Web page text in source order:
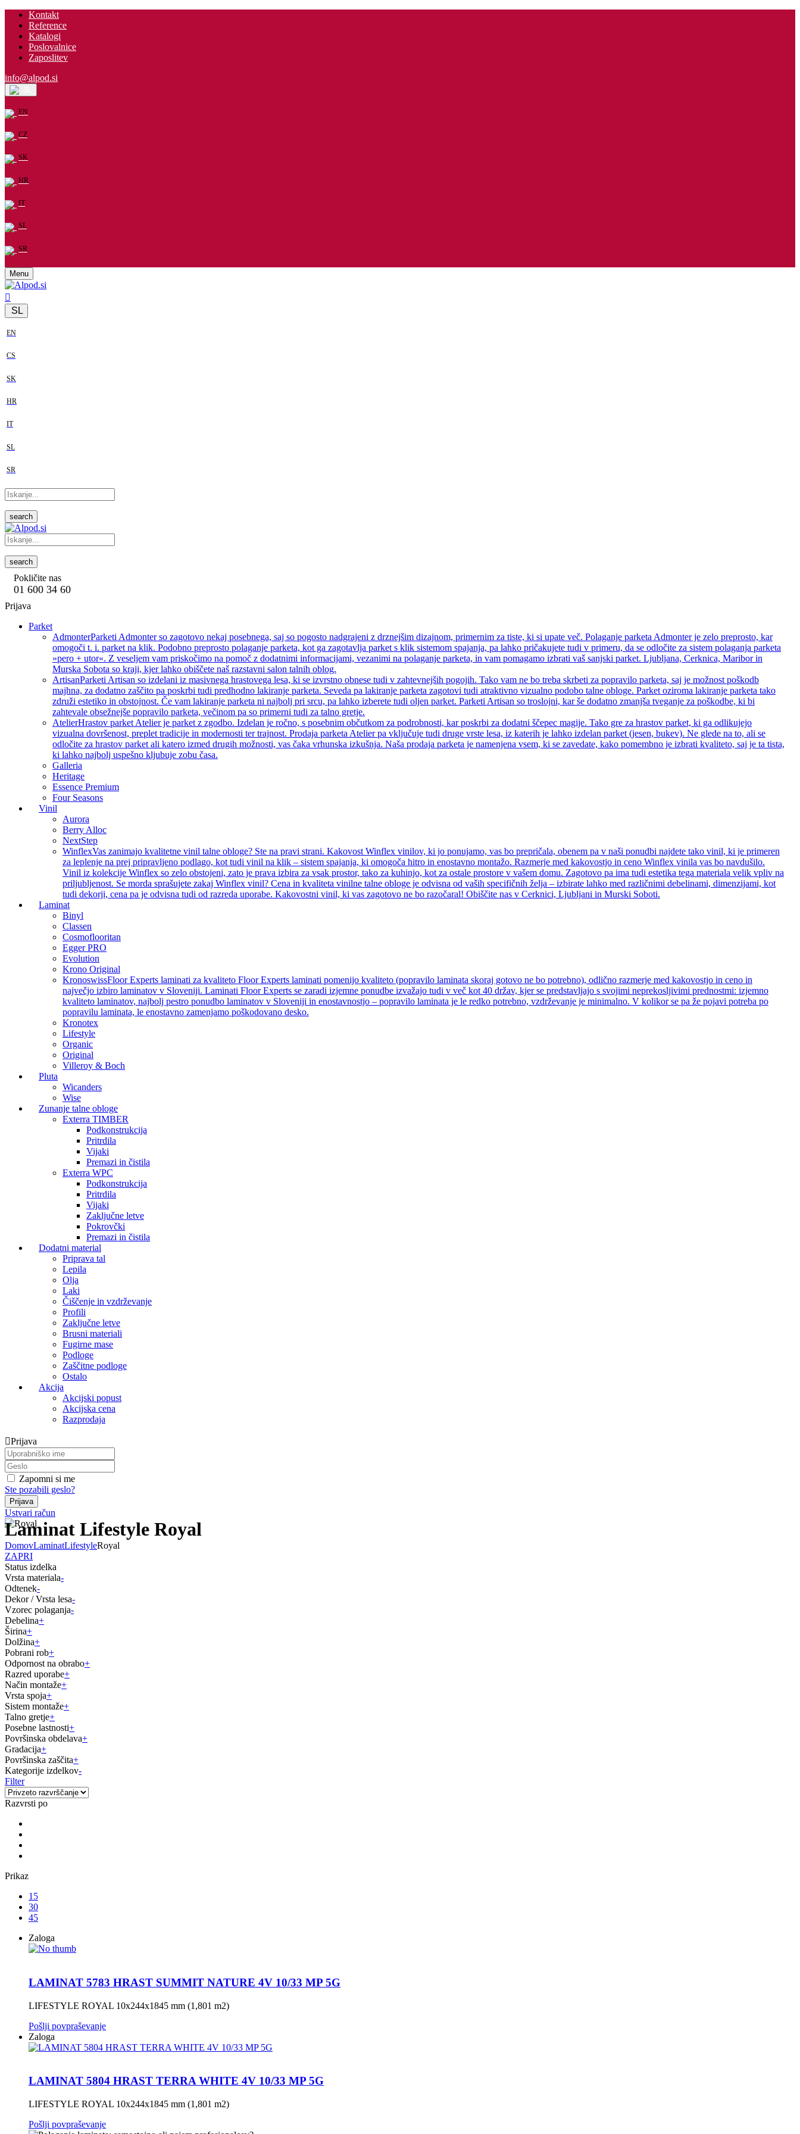
Kontakt
Reference
Katalogi
Poslovalnice
Zaposlitev
info@alpod.si
EN
CZ
SK
HR
IT
SL
SR
Menu
SL
EN
CS
SK
HR
IT
SL
SR
search
search
Pokličite nas
01 600 34 60
Prijava
Parket
AdmonterParketi Admonter so zagotovo nekaj posebnega, saj so pogosto nadgrajeni z drznejšim dizajnom, primernim za tiste, ki si upate več. Polaganje parketa Admonter je zelo preprosto, kar
omogoči t. i. parket na klik. Podobno preprosto polaganje parketa, kot ga zagotavlja parket s klik sistemom spajanja, pa lahko pričakujete tudi v primeru, da se odločite za sistem polaganja parketa
»pero + utor«. Z veseljem vam priskočimo na pomoč z dodatnimi informacijami, vezanimi na polaganje parketa, in vam pomagamo izbrati vaš sanjski parket. Ljubljana, Cerknica, Maribor in
Murska Sobota so kraji, kjer lahko obiščete naš razstavni salon talnih oblog.
ArtisanParketi Artisan so izdelani iz masivnega hrastovega lesa, ki se izvrstno obnese tudi v zahtevnejših pogojih. Tako vam ne bo treba skrbeti za popravilo parketa, saj je možnost poškodb
majhna, za dodatno zaščito pa poskrbi tudi predhodno lakiranje parketa. Seveda pa lakiranje parketa zagotovi tudi atraktivno vizualno podobo talne obloge. Parket oziroma lakiranje parketa tako
združi estetiko in obstojnost. Če vam lakiranje parketa ni najbolj pri srcu, pa lahko izberete tudi oljen parket. Parketi Artisan so troslojni, kar še dodatno zmanjša tveganje za poškodbe, ki bi
zahtevale obsežnejše popravilo parketa, večinom pa so primerni tudi za talno gretje.
AtelierHrastov parket Atelier je parket z zgodbo. Izdelan je ročno, s posebnim občutkom za podrobnosti, kar poskrbi za dodatni ščepec magije. Tako gre za hrastov parket, ki ga odlikujejo
vizualna dovršenost, preplet tradicije in modernosti ter trajnost. Prodaja parketa Atelier pa vključuje tudi druge vrste lesa, iz katerih je lahko izdelan parket (jesen, bukev). Ne glede na to, ali se
odločite za hrastov parket ali katero izmed drugih možnosti, vas čaka vrhunska izkušnja. Naša prodaja parketa je namenjena vsem, ki se zavedate, kako pomembno je izbrati kvaliteto, saj je ta tista,
ki lahko najbolj uspešno kljubuje zobu časa.
Galleria
Heritage
Essence Premium
Four Seasons
Vinil
Aurora
Berry Alloc
NextStep
WinflexVas zanimajo kvalitetne vinil talne obloge? Ste na pravi strani. Kakovost Winflex vinilov, ki jo ponujamo, vas bo prepričala, obenem pa v naši ponudbi najdete tako vinil, ki je primeren
za leplenje na prej pripravljeno podlago, kot tudi vinil na klik – sistem spajanja, ki omogoča hitro in enostavno montažo. Razmerje med kakovostjo in ceno Winflex vinila vas bo navdušilo.
Vinil iz kolekcije Winflex so zelo obstojeni, zato je prava izbira za vsak prostor, tako za kuhinjo, kot za ostale prostore v vašem domu. Zagotovo pa ima tudi estetika tega materiala velik vpliv na
priljubljenost. Se morda sprašujete zakaj Winflex vinil? Cena in kvaliteta vinilne talne obloge je odvisna od vaših specifičnih želja – izbirate lahko med različnimi debelinami, dimenzijami, kot
tudi dekorji, cena pa je odvisna tudi od razreda uporabe. Kakovostni vinil, ki vas zagotovo ne bo razočaral! Obiščite nas v Cerknici, Ljubljani in Murski Soboti.
Laminat
Binyl
Classen
Cosmoflooritan
Egger PRO
Evolution
Krono Original
KronoswissFloor Experts laminati za kvaliteto Floor Experts laminati pomenijo kvaliteto (popravilo laminata skoraj gotovo ne bo potrebno), odlično razmerje med kakovostjo in ceno in
največjo izbiro laminatov v Sloveniji. Laminati Floor Experts se zaradi izjemne ponudbe izvažajo tudi v več kot 40 držav, kjer se predstavljajo s svojimi neprekosljivimi prednostmi: izjemno
kvaliteto laminatov, najbolj pestro ponudbo laminatov v Sloveniji in enostavnostjo – popravilo laminata je le redko potrebno, vzdrževanje je minimalno. V kolikor se pa že pojavi potreba po
popravilu laminata, le enostavno zamenjamo poškodovano desko.
Kronotex
Lifestyle
Organic
Original
Villeroy & Boch
Pluta
Wicanders
Wise
Zunanje talne obloge
Exterra TIMBER
Podkonstrukcija
Pritrdila
Vijaki
Premazi in čistila
Exterra WPC
Podkonstrukcija
Pritrdila
Vijaki
Zaključne letve
Pokrovčki
Premazi in čistila
Dodatni material
Priprava tal
Lepila
Olja
Laki
Čiščenje in vzdrževanje
Profili
Zaključne letve
Brusni materiali
Fugirne mase
Podloge
Zaščitne podloge
Ostalo
Akcija
Akcijski popust
Akcijska cena
Razprodaja
Prijava
Zapomni si me
Ste pozabili geslo?
Ustvari račun
Laminat Lifestyle Royal
DomovLaminatLifestyleRoyal
ZAPRI
Status izdelka
Vrsta materiala-
Odtenek-
Dekor / Vrsta lesa-
Vzorec polaganja-
Debelina+
Širina+
Dolžina+
Pobrani rob+
Odpornost na obrabo+
Razred uporabe+
Način montaže+
Vrsta spoja+
Sistem montaže+
Talno gretje+
Posebne lastnosti+
Površinska obdelava+
Gradacija+
Površinska zaščita+
Kategorije izdelkov-
Filter
Razvrsti po
Prikaz
15
30
45
Zaloga
LAMINAT 5783 HRAST SUMMIT NATURE 4V 10/33 MP 5G
LIFESTYLE ROYAL 10x244x1845 mm (1,801 m2)
Pošlji povpraševanje
Zaloga
LAMINAT 5804 HRAST TERRA WHITE 4V 10/33 MP 5G
LIFESTYLE ROYAL 10x244x1845 mm (1,801 m2)
Pošlji povpraševanje